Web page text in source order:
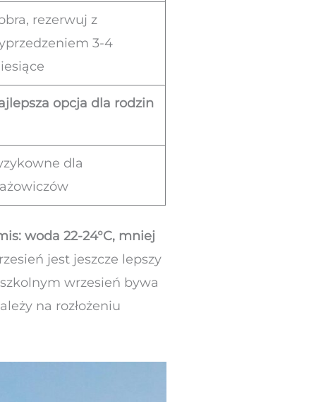
rezerwuj z
3-4
opcja dla rodzin
dla
woda 22-24°C, mniej
jest jeszcze lepszy
wrzesień bywa
na rozłożeniu